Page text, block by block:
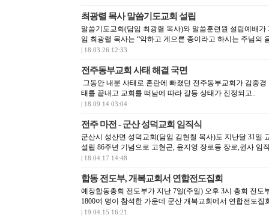
최광렬 목사 말씀기도교회 설립
말씀기도교회(담임 최광렬 목사)와 말씀훈련원 설립예배가
임 최광렬 목사는 “악하고 게으른 종이라고 하시는 주님의
| 18.03.26 12:33
전주동부교회 사태 해결 국면
그동안 내분 사태로 혼란에 빠졌던 전주동부교회가 김중
태를 끝내고 교회를 떠남에 따라 갈등 상태가 진정되고..
| 18.09.14 03:04
전주 마전 - 군산 성덕교회 임직식
군산시 성산면 성덕교회(담임 김현철 목사)도 지난달 31일
설립 86주년 기념으로 고현곤, 윤지영 장로등 장로,권사 임
| 18.04.17 14:48
합동 전도부, 개복교회서 연합전도집회
예장합동총회 전도부가 지난 7일(주일) 오후 3시 총회 전도
1800여 명이 참석한 가운데 군산 개복교회에서 연합전도집
| 19.04.15 16:21